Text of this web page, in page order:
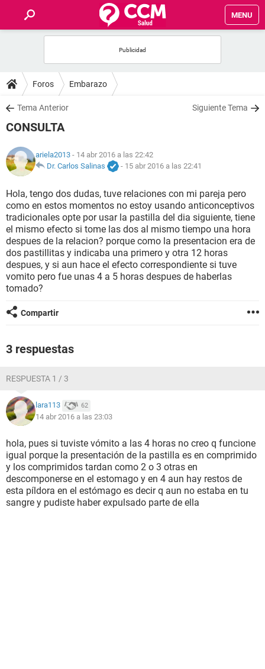
MENU
FOROS
SALUD
NUTRICIÓN
BIENESTAR
SEXUALIDAD
GLOSARIO
Foros Embarazo
Tema Anterior Siguiente Tema
CONSULTA
ariela2013 - 14 abr 2016 a las 22:42
Dr. Carlos Salinas
- 15 abr 2016 a las 22:41
Hola, tengo dos dudas, tuve relaciones con mi pareja pero
como en estos momentos no estoy usando anticonceptivos
tradicionales opte por usar la pastilla del dia siguiente, tiene
el mismo efecto si tome las dos al mismo tiempo una hora
despues de la relacion? porque como la presentacion era de
dos pastillitas y indicaba una primero y otra 12 horas
despues, y si aun hace el efecto correspondiente si tuve
vomito pero fue unas 4 a 5 horas despues de haberlas
tomado?
Compartir
3 respuestas
RESPUESTA 1 / 3
lara113 62
14 abr 2016 a las 23:03
hola, pues si tuviste vómito a las 4 horas no creo q funcione
igual porque la presentación de la pastilla es en comprimido
y los comprimidos tardan como 2 o 3 otras en
descomponerse en el estomago y en 4 aun hay restos de
esta píldora en el estómago es decir q aun no estaba en tu
sangre y pudiste haber expulsado parte de ella